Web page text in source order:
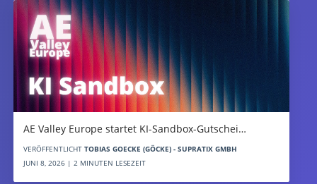
AE Valley Europe startet KI-Sandbox-Gutschei…
VERÖFFENTLICHT TOBIAS GOECKE (GÖCKE) - SUPRATIX GMBH
JUNI 8, 2026 | 2 MINUTEN LESEZEIT